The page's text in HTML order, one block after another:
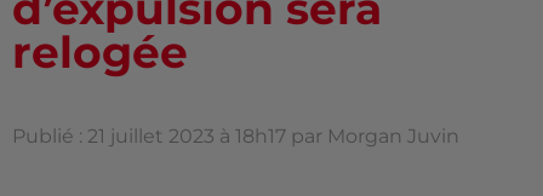
relogée
Publié : 21 juillet 2023 à 18h17 par Morgan Juvin